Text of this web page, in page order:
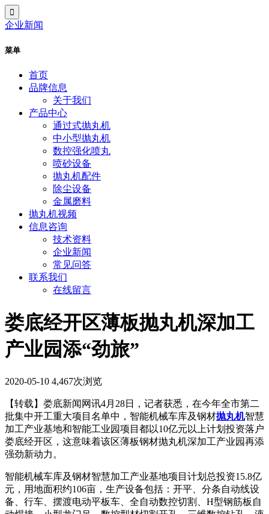
企业新闻
菜单
首页
品牌信息
关于我们
产品中心
通过式抛丸机
中小型抛丸机
数控强化喷丸
喷砂设备
抛丸机配件
除尘设备
金属磨料
抛丸机视频
信息咨询
技术资料
企业新闻
常见问答
联系我们
在线留言
娄底经开区薄板抛丸机深加工
产业园添“劲旅”
2020-05-10 4,467次浏览
【转载】娄底新闻网讯4月28日，记者获悉，在今年全市第二
批集中开工重大项目名单中，智能机械车库及钢材抛丸机智慧
加工产业基地和智能工业园项目都以10亿元以上计划投资落户
娄底经开区，这意味着该区薄板钢材抛丸机深加工产业园再添
强劲新动力。
智能机械车库及钢材智慧加工产业基地项目计划总投资15.8亿
元，用地面积约106亩，生产设备包括：开平、分条自动线设
备、行车、摆渡电动平板车、全自动数控切割、H型钢筋板自